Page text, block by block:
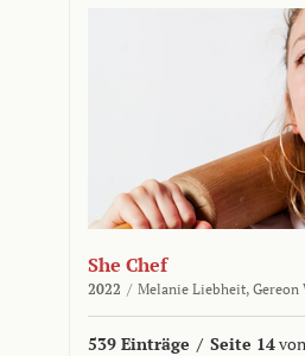
She Chef
2022 / Melanie Liebheit, Gereon
539 Einträge / Seite 14